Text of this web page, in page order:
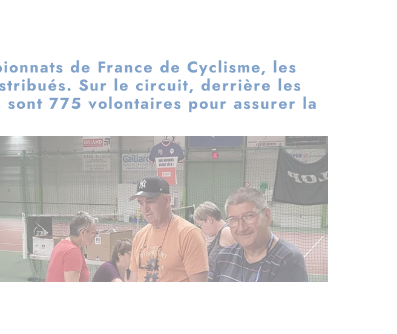
de France de Cyclisme, les
Sur le circuit, derrière les
775 volontaires pour assurer la